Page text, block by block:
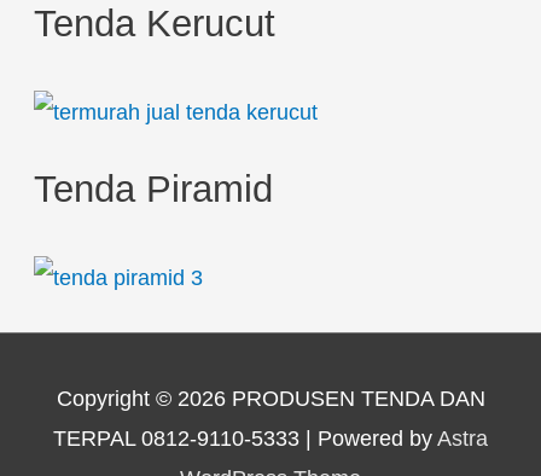
Tenda Kerucut
Tenda Piramid
Copyright © 2026 PRODUSEN TENDA DAN
TERPAL 0812-9110-5333 | Powered byAstra